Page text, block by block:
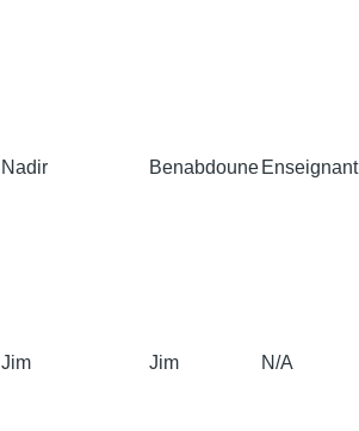
Nadir Benabdoune Enseignant
Jim Jim N/A